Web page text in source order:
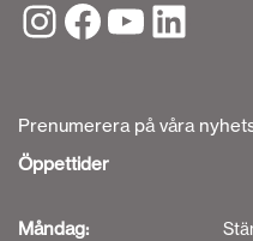
Prenumerera på våra
Öppettider
Måndag: